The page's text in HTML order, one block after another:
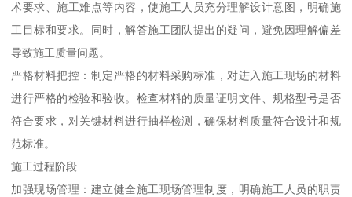
术要求、施工难点等内容，使施工人员充分理解设计意图，明确施
工目标和要求。同时，解答施工团队提出的疑问，避免因理解偏差
导致施工质量问题。
严格材料把控：制定严格的材料采购标准，对进入施工现场的材料
进行严格的检验和验收。检查材料的质量证明文件、规格型号是否
符合要求，对关键材料进行抽样检测，确保材料质量符合设计和规
范标准。
施工过程阶段
加强现场管理：建立健全施工现场管理制度，明确施工人员的职责